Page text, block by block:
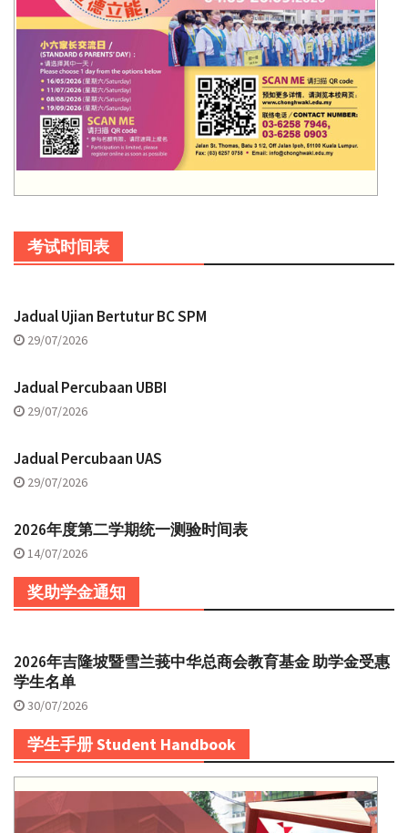
考试时间表
Jadual Ujian Bertutur BC SPM
29/07/2026
Jadual Percubaan UBBI
29/07/2026
Jadual Percubaan UAS
29/07/2026
2026年度第二学期统一测验时间表
14/07/2026
奖助学金通知
2026年吉隆坡暨雪兰莪中华总商会教育基金 助学金受惠
学生名单
30/07/2026
学生手册 Student Handbook